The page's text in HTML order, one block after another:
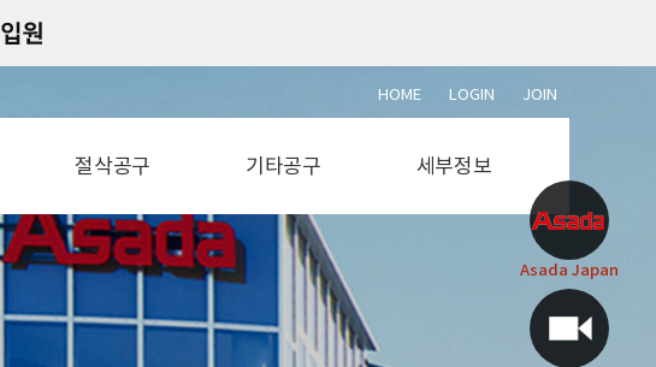
Asada Japan
HOME LOGIN JOIN
절삭공구
절단석
철근 절단기
직소기
기타공구
설비공구
전동공구
에어공구
용접공구
작업공구
세부정보